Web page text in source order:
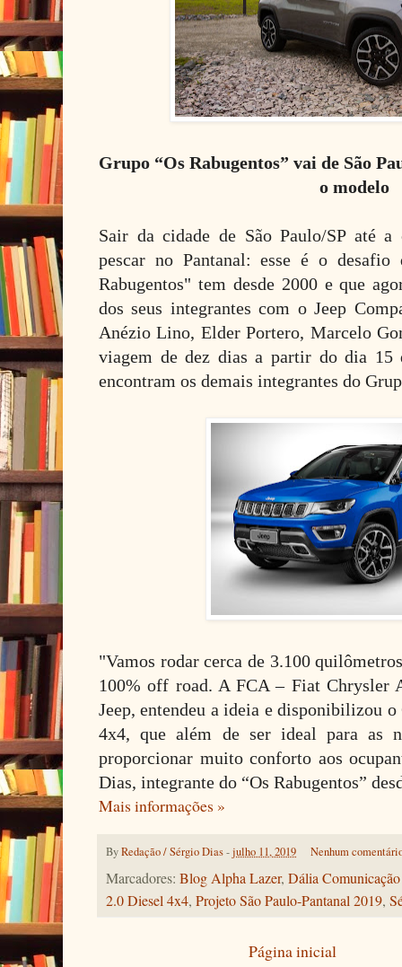
Grupo “Os Rabugentos” vai de São
o modelo
Sair da cidade de São Paulo/SP até
pescar no Pantanal: esse é o
Rabugentos" tem desde 2000 e que
dos seus integrantes com o Jeep
Anézio Lino, Elder Portero, Marcelo
viagem de dez dias a partir do dia 15
encontram os demais integrantes do
"Vamos rodar cerca de 3.100
100% off road. A FCA – Fiat Chrysler
Jeep, entendeu a ideia e disponibilizou
4x4, que além de ser ideal para as
proporcionar muito conforto aos
Dias, integrante do “Os Rabugentos”
Mais informações »
ByRedação / Sérgio Dias-julho 11, 2019 Nenhum
Marcadores: Blog Alpha Lazer, Dália
2.0 Diesel 4x4, Projeto São Paulo-Pantanal 2019,
Página inicial